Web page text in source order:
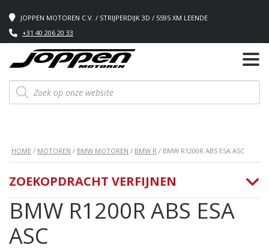
JOPPEN MOTOREN C.V. / STRIJPERDIJK 3D / 5595 XM LEENDE
+31 40 206 20 33
Producten
zoeken
HOME / MOTOREN / BMW MOTOREN / BMW R / BMW R1200R ABS ESA ASC
BMW R1200R ABS ESA
ASC
ZOEKOPDRACHT VERFIJNEN